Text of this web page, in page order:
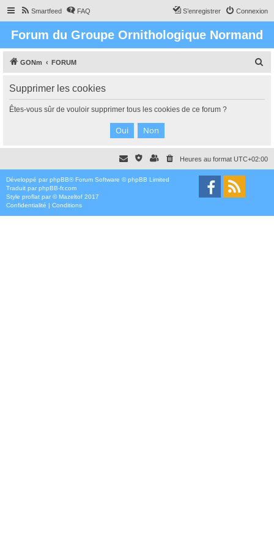
Smartfeed FAQ Connexion
S’enregistrer
Forum du Groupe Ornithologique Normand
GONm FORUM
c
Supprimer les cookies
Êtes-vous sûr de vouloir supprimer tous les cookies de ce forum ?
Heures au format UTC+02:00
Développé par phpBB® Forum Software © phpBB Limited
Traduit par phpBB-fr.com
Style proflat par ©Mazeltof 2017
Confidentialité | Conditions